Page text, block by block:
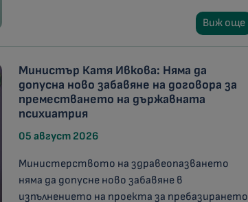
Виж още
Министър Катя Ивкова: Няма да
допусна ново забавяне на договора за
преместването на държавната
психиатрия
05 август 2026
Министерството на здравеопазването
няма да допусне ново забавяне в
изпълнението на проекта за пребазирането